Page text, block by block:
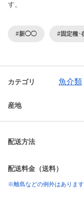
す。
#新◯◯ #固定種･
カテゴリ 魚介類
産地
配送方法
配送料金（送料）
※離島などの例外はありま